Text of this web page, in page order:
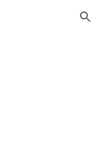
Skip to navigation